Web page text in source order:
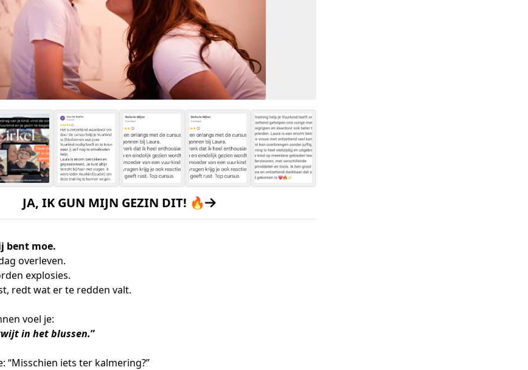
JA, IK GUN MIJN GEZIN DIT! 🔥
bent moe.
overleven.
explosies.
redt wat er te redden valt.
voel je:
in het blussen.”
“Misschien iets ter kalmering?”